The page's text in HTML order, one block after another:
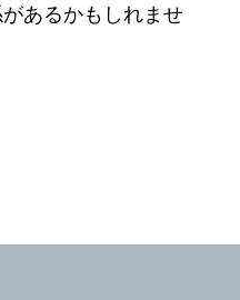
あるかもしれませ